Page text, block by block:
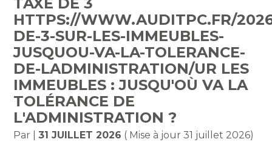
TAXE DE 3
HTTPS://WWW.AUDITPC.FR/
DE-3-SUR-LES-IMMEUBLES-
JUSQUOU-VA-LA-TOLERANCE-
DE-LADMINISTRATION/UR LES
IMMEUBLES : JUSQU'OÙ VA LA
TOLÉRANCE DE
L'ADMINISTRATION ?
Par |31 JUILLET 2026 ( Mise à jour 31 juillet 2026)